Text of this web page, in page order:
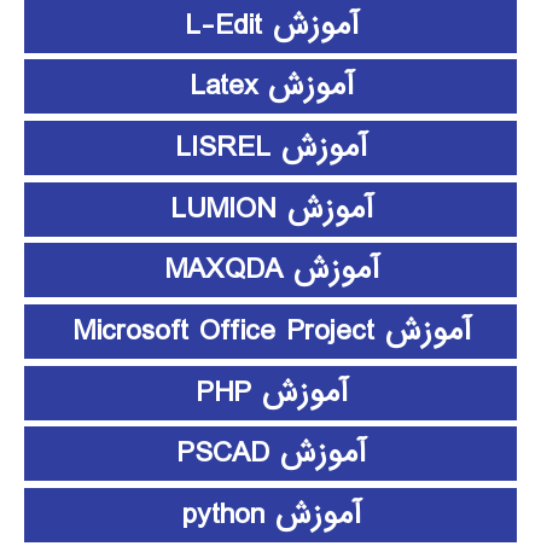
آموزش L-Edit
آموزش Latex
آموزش LISREL
آموزش LUMION
آموزش MAXQDA
آموزش Microsoft Office Project
آموزش PHP
آموزش PSCAD
آموزش python